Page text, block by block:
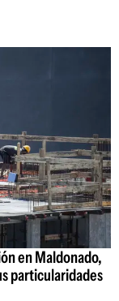
en Maldonado,
particularidades